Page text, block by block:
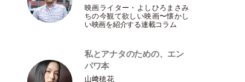
映画ライター ・ よしひろまさみ
ちの今観て欲しい映画〜懐かし
い映画を紹介する連載コラム
私とアナタのための、エン
パワ本
山﨑穂花